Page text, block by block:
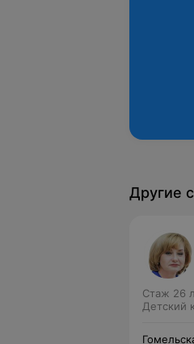
Другие
Стаж 26
Детский